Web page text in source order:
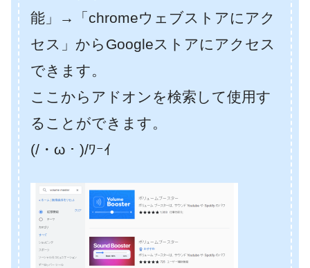
能」→「chromeウェブストアにアク
セス」からGoogleストアにアクセス
できます。
ここからアドオンを検索して使用す
ることができます。
(/・ω・)/ﾜｰｲ